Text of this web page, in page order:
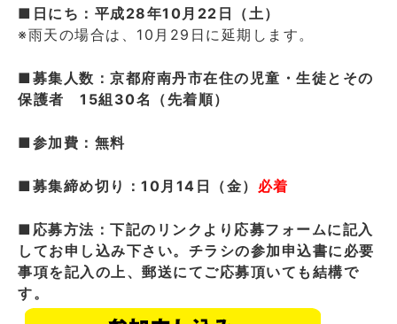
■日にち：平成28年10月22日（土）
※雨天の場合は、10月29日に延期します。
■募集人数：京都府南丹市在住の児童・生徒とその
保護者 15組30名（先着順）
■参加費：無料
■募集締め切り：10月14日（金） 必着
■応募方法：下記のリンクより応募フォームに記入
してお申し込み下さい。チラシの参加申込書に必要
事項を記入の上、郵送にてご応募頂いても結構で
す。